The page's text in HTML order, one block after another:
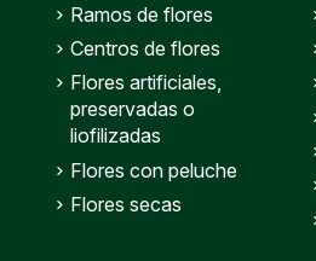
Ramos de flores
Centros de flores
Flores artificiales,
preservadas o
liofilizadas
Flores con peluche
Flores secas